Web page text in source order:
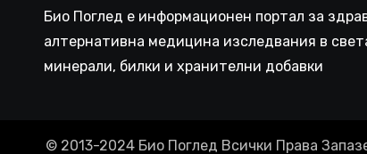
Био Поглед е информационен портал за
алтернативна медицина изследвания в
минерали, билки и хранителни добавки
© 2013-2024 Био Поглед Всички Права